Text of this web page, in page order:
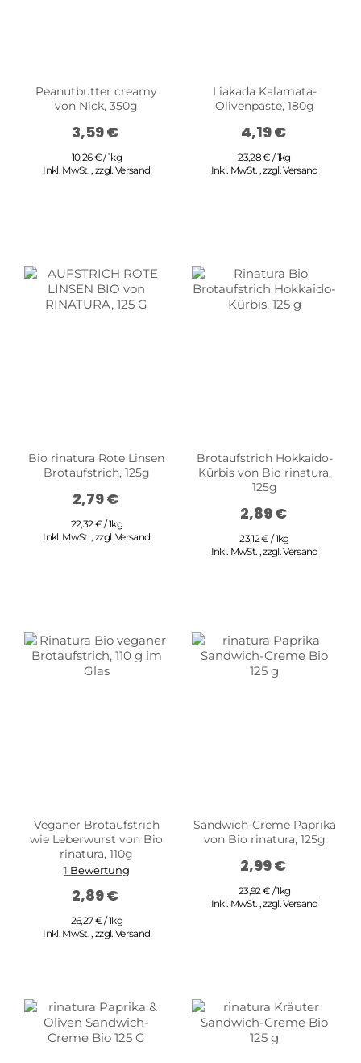
Peanutbutter creamy
von Nick, 350g
3,59 €
10,26 € / 1kg
Inkl. MwSt. ,zzgl.Versand
Liakada Kalamata-
Olivenpaste, 180g
4,19 €
23,28 € / 1kg
Inkl. MwSt. ,zzgl.Versand
Bio rinatura Rote Linsen
Brotaufstrich, 125g
2,79 €
22,32 € / 1kg
Inkl. MwSt. ,zzgl.Versand
Brotaufstrich Hokkaido-
Kürbis von Bio rinatura,
125g
2,89 €
23,12 € / 1kg
Inkl. MwSt. ,zzgl.Versand
Veganer Brotaufstrich
wie Leberwurst von Bio
rinatura, 110g
1 Bewertung
2,89 €
26,27 € / 1kg
Inkl. MwSt. ,zzgl.Versand
Sandwich-Creme Paprika
von Bio rinatura, 125g
2,99 €
23,92 € / 1kg
Inkl. MwSt. ,zzgl.Versand